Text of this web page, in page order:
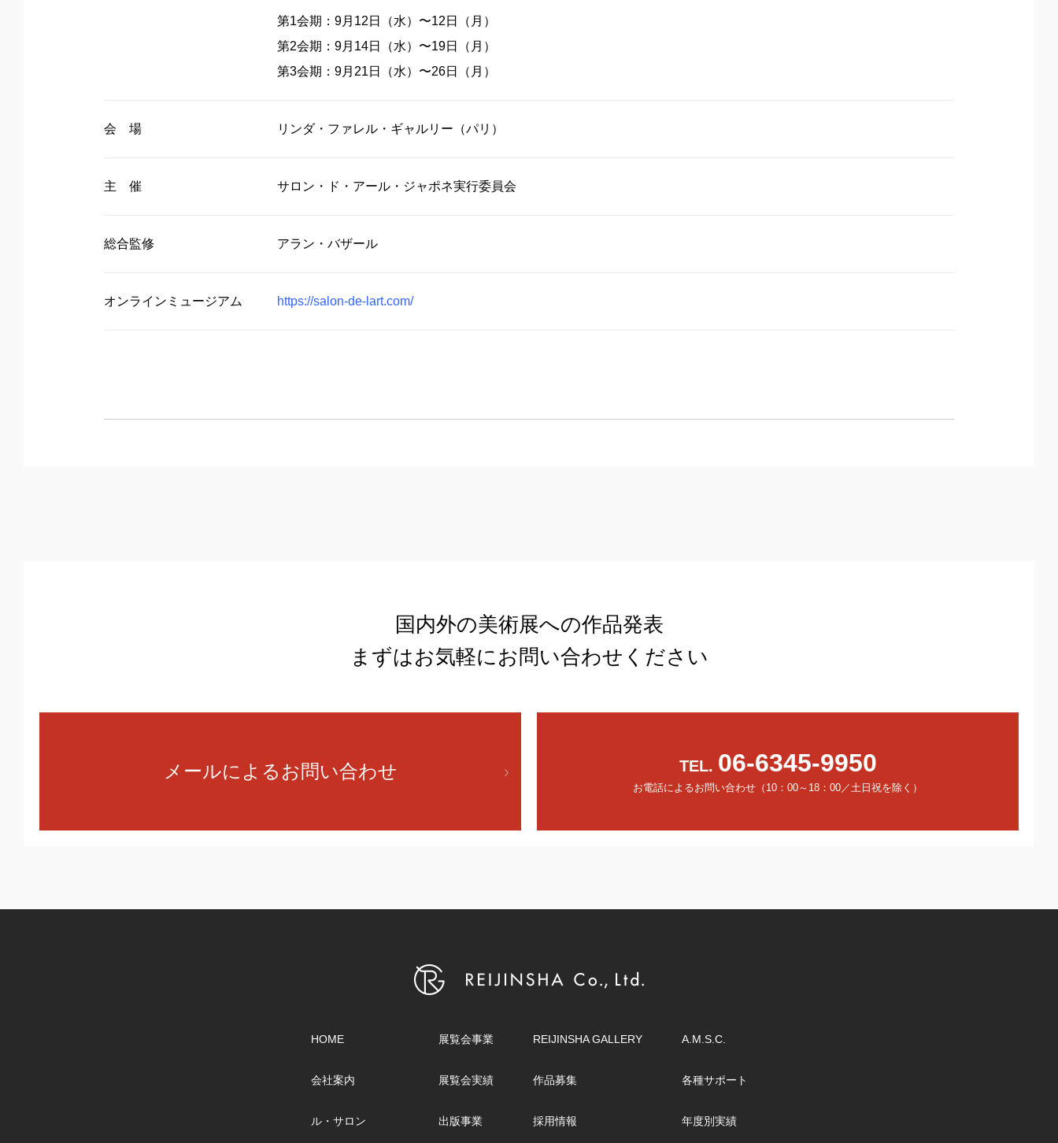
第1会期：9月12日（水）〜12日（月）
第2会期：9月14日（水）〜19日（月）
第3会期：9月21日（水）〜26日（月）
会 場 リンダ・ファレル・ギャルリー（パリ）
主 催 サロン・ド・アール・ジャポネ実行委員会
総合監修 アラン・バザール
オンラインミュージアム https://salon-de-lart.com/
国内外の美術展への作品発表
まずはお気軽にお問い合わせください
メールによるお問い合わせ TEL. 06-6345-9950
お電話によるお問い合わせ（10：00～18：00／土日祝を除く）
HOME
会社案内
ル・サロン
展覧会事業
展覧会実績
出版事業
REIJINSHA GALLERY
作品募集
採用情報
A.M.S.C.
各種サポート
年度別実績